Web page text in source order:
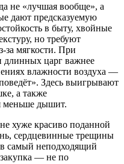
не «лучшая вообще», а
дают предсказуемую
в быту, хвойные
но требуют
за мягкости. При
длинных царг важнее
влажности воздуха —
Здесь выигрывают
а также
меньше дышит.
хуже красиво поданной
сердцевинные трещины
самый неподходящий
— не по